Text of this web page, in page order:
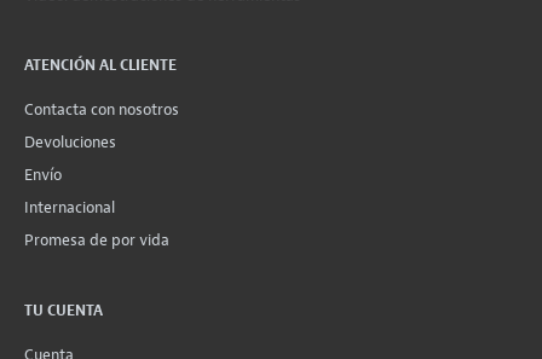
ATENCIÓN AL CLIENTE
Contacta con nosotros
Devoluciones
Envío
Internacional
Promesa de por vida
TU CUENTA
Cuenta